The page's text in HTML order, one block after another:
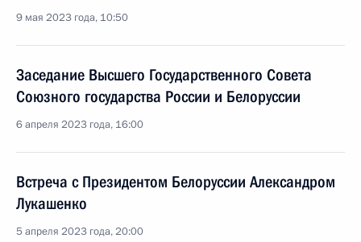
9 мая 2023 года, 10:50
Заседание Высшего Государственного Совета
Союзного государства России и Белоруссии
6 апреля 2023 года, 16:00
Встреча с Президентом Белоруссии Александром
Лукашенко
5 апреля 2023 года, 20:00